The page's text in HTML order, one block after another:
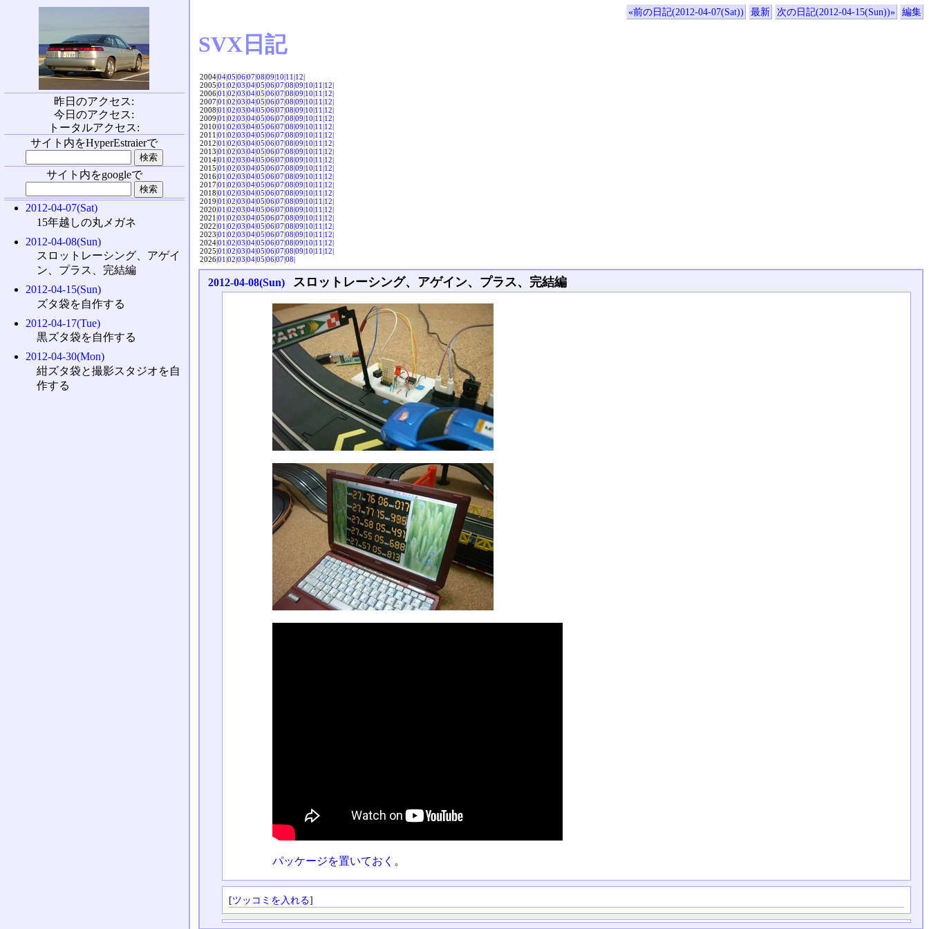
«前の日記(2012-04-07(Sat)) 最新 次の日記(2012-04-15(Sun))» 編集
SVX日記
2004|04|05|06|07|08|09|10|11|12|
2005|01|02|03|04|05|06|07|08|09|10|11|12|
2006|01|02|03|04|05|06|07|08|09|10|11|12|
2007|01|02|03|04|05|06|07|08|09|10|11|12|
2008|01|02|03|04|05|06|07|08|09|10|11|12|
2009|01|02|03|04|05|06|07|08|09|10|11|12|
2010|01|02|03|04|05|06|07|08|09|10|11|12|
2011|01|02|03|04|05|06|07|08|09|10|11|12|
2012|01|02|03|04|05|06|07|08|09|10|11|12|
2013|01|02|03|04|05|06|07|08|09|10|11|12|
2014|01|02|03|04|05|06|07|08|09|10|11|12|
2015|01|02|03|04|05|06|07|08|09|10|11|12|
2016|01|02|03|04|05|06|07|08|09|10|11|12|
2017|01|02|03|04|05|06|07|08|09|10|11|12|
2018|01|02|03|04|05|06|07|08|09|10|11|12|
2019|01|02|03|04|05|06|07|08|09|10|11|12|
2020|01|02|03|04|05|06|07|08|09|10|11|12|
2021|01|02|03|04|05|06|07|08|09|10|11|12|
2022|01|02|03|04|05|06|07|08|09|10|11|12|
2023|01|02|03|04|05|06|07|08|09|10|11|12|
2024|01|02|03|04|05|06|07|08|09|10|11|12|
2025|01|02|03|04|05|06|07|08|09|10|11|12|
2026|01|02|03|04|05|06|07|08|
2012-04-08(Sun) スロットレーシング、アゲイン、プラス、完結編
パッケージを置いておく 。
[ツッコミを入れる]
昨日のアクセス:
今日のアクセス:
トータルアクセス:
サイト内をHyperEstraierで
サイト内をgoogleで
2012-04-07(Sat)
15年越しの丸メガネ
2012-04-08(Sun)
スロットレーシング、アゲイ
ン、プラス、完結編
2012-04-15(Sun)
ズタ袋を自作する
2012-04-17(Tue)
黒ズタ袋を自作する
2012-04-30(Mon)
紺ズタ袋と撮影スタジオを自
作する